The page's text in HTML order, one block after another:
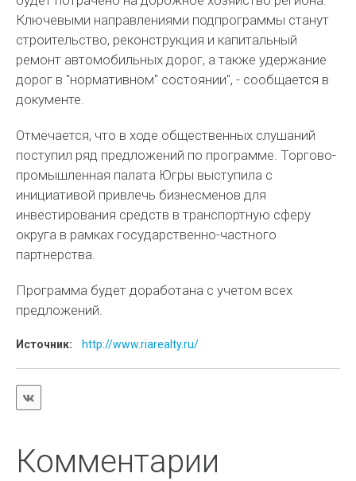
Ключевыми направлениями подпрограммы станут
строительство, реконструкция и капитальный
ремонт автомобильных дорог, а также удержание
дорог в "нормативном" состоянии", - сообщается в
документе.
Отмечается, что в ходе общественных слушаний
поступил ряд предложений по программе. Торгово-
промышленная палата Югры выступила с
инициативой привлечь бизнесменов для
инвестирования средств в транспортную сферу
округа в рамках государственно-частного
партнерства.
Программа будет доработана с учетом всех
предложений.
Источник: http://www.riarealty.ru/
Комментарии